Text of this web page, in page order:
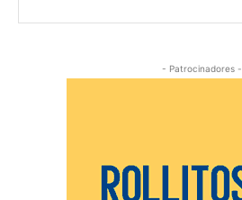
- Patrocinadores -